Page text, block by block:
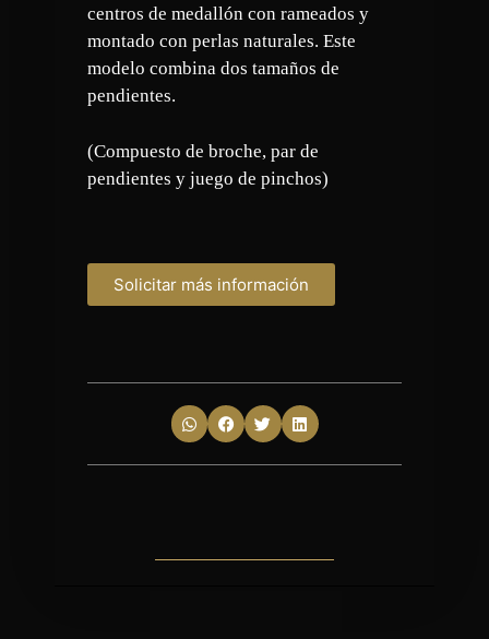
centros de medallón con rameados y
montado con perlas naturales. Este
modelo combina dos tamaños de
pendientes.
(Compuesto de broche, par de
pendientes y juego de pinchos)
Solicitar más información